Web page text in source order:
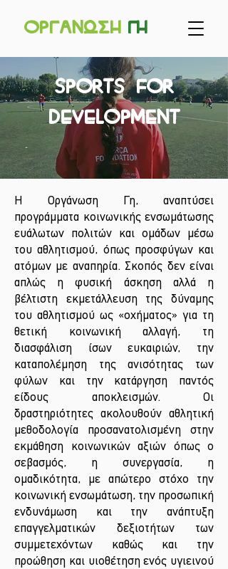
Οργανωση γη
Sports for
Development
Η Οργάνωση Γη, αναπτύσει
προγράμματα κοινωνικής ενσωμάτωσης
ευάλωτων πολιτών και ομάδων μέσω
του αθλητισμού, όπως προσφύγων και
ατόμων με αναπηρία. Σκοπός δεν είναι
απλώς η φυσική άσκηση αλλά η
βέλτιστη εκμετάλλευση της δύναμης
του αθλητισμού ως «οχήματος» για τη
θετική κοινωνική αλλαγή, τη
διασφάλιση ίσων ευκαιριών, την
καταπολέμηση της ανισότητας των
φύλων και την κατάργηση παντός
είδους αποκλεισμών. Οι
δραστηριότητες ακολουθούν αθλητική
μεθοδολογία προσανατολισμένη στην
εκμάθηση κοινωνικών αξιών όπως ο
σεβασμός, η συνεργασία, η
ομαδικότητα, με απώτερο στόχο την
κοινωνική ενσωμάτωση, την προσωπική
ενδυνάμωση και την ανάπτυξη
επαγγελματικών δεξιοτήτων των
συμμετεχόντων καθώς και την
προώθηση και υιοθέτηση ενός υγιεινού